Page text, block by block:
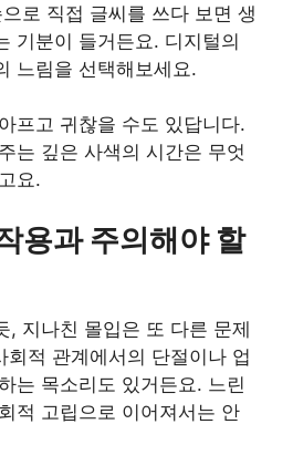
로 직접 글씨를 쓰다 보면 생
기분이 들거든요. 디지털의
느림을 선택해보세요.
프고 귀찮을 수도 있답니다.
는 깊은 사색의 시간은 무엇
요.
용과 주의해야 할
, 지나친 몰입은 또 다른 문제
회적 관계에서의 단절이나 업
는 목소리도 있거든요. 느린
적 고립으로 이어져서는 안